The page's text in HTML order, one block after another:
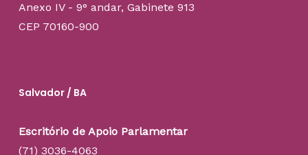
Anexo IV - 9° andar, Gabinete 913
CEP 70160-900
Salvador / BA
Escritório de Apoio Parlamentar
(71) 3036-4063